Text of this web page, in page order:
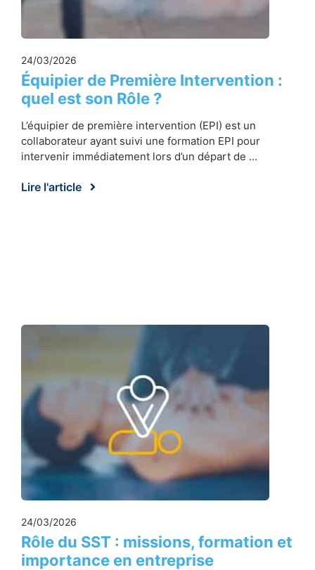
24/03/2026
Équipier de Première Intervention :
quel est son Rôle ?
L’équipier de première intervention (EPI) est un
collaborateur ayant suivi une formation EPI pour
intervenir immédiatement lors d’un départ de ...
Lire l'article
24/03/2026
Rôle du SST : missions, formation et
importance en entreprise